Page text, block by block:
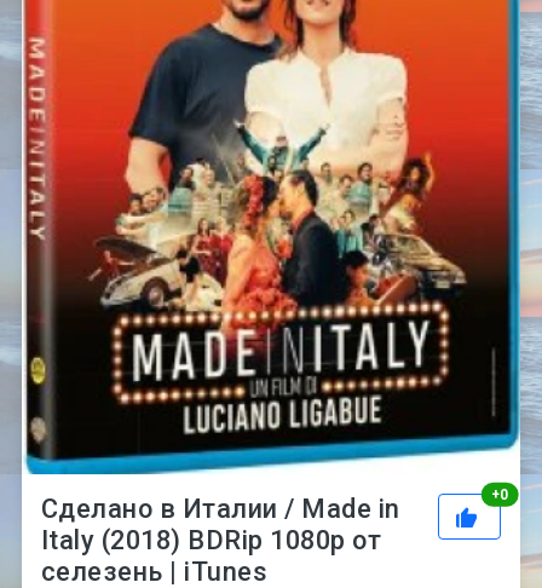
+0
Сделано в Италии / Made in
Italy (2018) BDRip 1080p от
селезень | iTunes